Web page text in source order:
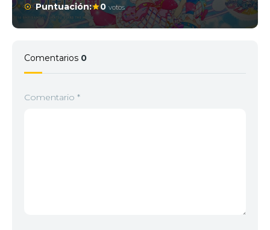
Puntuación:
0 votos
Comentarios 0
Comentario *